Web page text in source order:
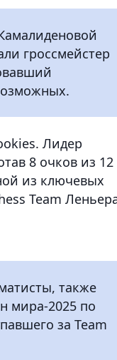
гроссмейстер
Лидер
8 очков из 12
из ключевых
Team
также
мира-2025 по
за Team